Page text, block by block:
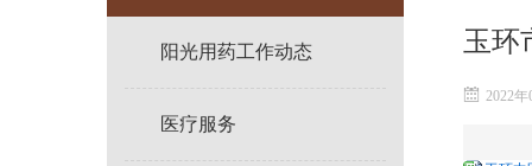
阳光用药工作动态
医疗服务
玉环
2022